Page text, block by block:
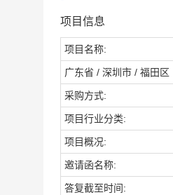
项目信息
项目名称:
广东省 / 深圳市 / 福田区
采购方式:
项目行业分类:
项目概况:
邀请函名称:
答复截至时间: